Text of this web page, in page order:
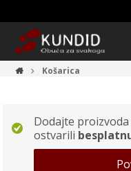
Košarica
Dodajte proizvoda
ostvarili